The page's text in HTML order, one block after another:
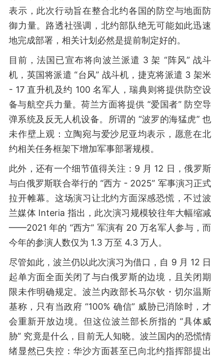
表示，此次行动旨在整合北约各国的防空与地面防
御力量。路透社强调，北约部队绝无可能如此迅速
地完成部署，相关计划必然是提前制定好的。
目前，法国已宣布将向波兰派遣 3 架 “阵风” 战斗
机，英国将派遣 “台风” 战斗机，捷克将派遣 3 架米
- 17 直升机及约 100 名军人，瑞典则将提供防空设
备与航空兵力量。荷兰方面将提供 “爱国者” 防空导
弹系统及反无人机设备。所谓的 “波罗的海猛虎” 也
未作壁上观：立陶宛与爱沙尼亚均表示，愿意在北
约相关任务框架下增加军事部署规模。
此外，还有一个细节值得关注：9 月 12 日，俄罗斯
与白俄罗斯联合举行的 “西方 - 2025” 军事演习正式
拉开帷幕。这场演习让北约方面深感恐慌，不过波
兰媒体 Interia 指出，此次演习规模较往年大幅缩减
——2021 年的 “西方” 军演有 20 万名军人参与，而
今年的参演人数仅为 1.3 万至 4.3 万人。
尽管如此，波兰仍以此次演习为借口，自 9 月 12 日
起单方面全面关闭了与白俄罗斯的边境，且关闭期
限未作明确规定。波兰内政部长马尔钦・切尔温斯
基称，只有当政府 “100% 确信” 威胁已消除时，才
会重新开放边境。但这位波兰部长所指的 “具体威
胁” 究竟是什么，目前无人知晓。波兰国内的恐慌情
绪显然已失控：华沙方面甚至已向北约指挥部提出